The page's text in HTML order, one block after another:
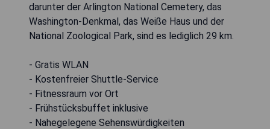
darunter der Arlington National Cemetery, das
Washington-Denkmal, das Weiße Haus und der
National Zoological Park, sind es lediglich 29 km.
- Gratis WLAN
- Kostenfreier Shuttle-Service
- Fitnessraum vor Ort
- Frühstücksbuffet inklusive
- Nahegelegene Sehenswürdigkeiten